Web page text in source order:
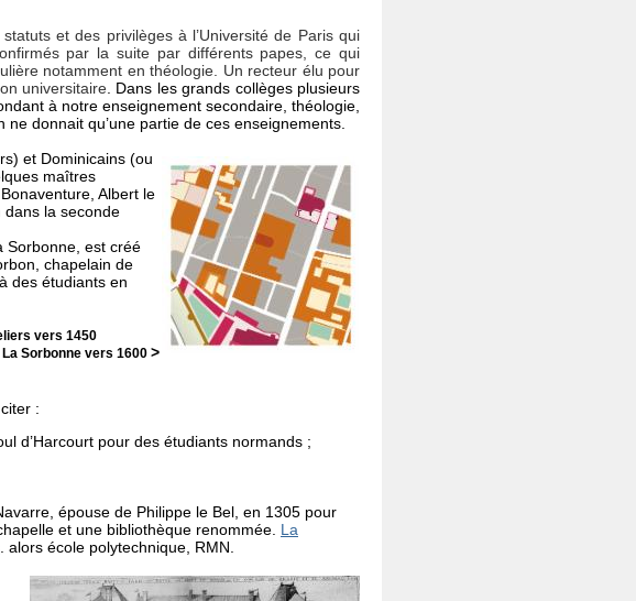
et des privilèges à l’Université de Paris qui
par la suite par différents papes, ce qui
notamment en théologie. Un recteur élu pour
universitaire. Dans les grands collèges plusieurs
à notre enseignement secondaire, théologie,
donnait qu’une partie de ces enseignements.
et Dominicains (ou
maîtres
Albert le
la seconde
Sorbonne, est créé
chapelain de
des étudiants en
vers 1450
La Sorbonne vers 1600 >
:
d’Harcourt pour des étudiants normands ;
épouse de Philippe le Bel, en 1305 pour
et une bibliothèque renommée. La
. alors école polytechnique, RMN.